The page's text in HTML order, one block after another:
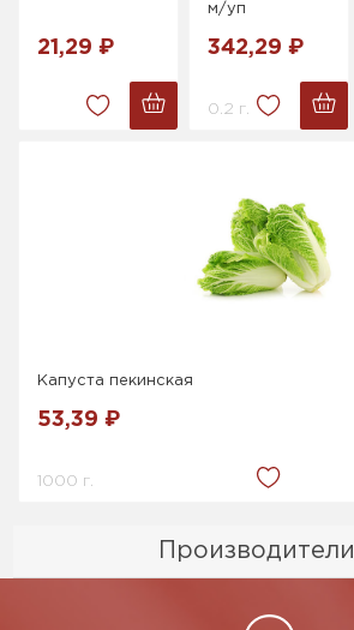
Производители
21,29 ₽
м/уп
342,29 ₽
0.2 г.
Капуста пекинская
53,39 ₽
1000 г.